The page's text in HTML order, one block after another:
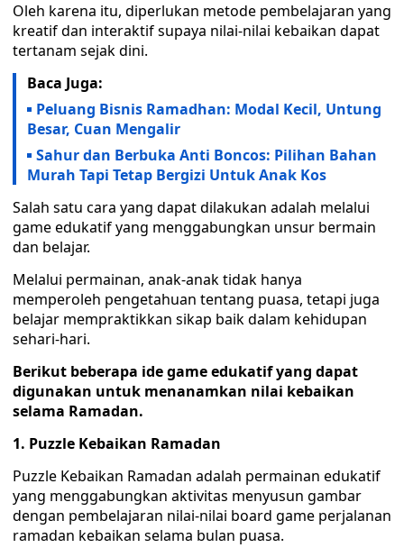
Oleh karena itu, diperlukan metode pembelajaran yang
kreatif dan interaktif supaya nilai-nilai kebaikan dapat
tertanam sejak dini.
Baca Juga:
Peluang Bisnis Ramadhan: Modal Kecil, Untung
Besar, Cuan Mengalir
Sahur dan Berbuka Anti Boncos: Pilihan Bahan
Murah Tapi Tetap Bergizi Untuk Anak Kos
‎Salah satu cara yang dapat dilakukan adalah melalui
game edukatif yang menggabungkan unsur bermain
dan belajar.
Melalui permainan, anak-anak tidak hanya
memperoleh pengetahuan tentang puasa, tetapi juga
belajar mempraktikkan sikap baik dalam kehidupan
sehari-hari.
Berikut beberapa ide game edukatif yang dapat
digunakan untuk menanamkan nilai kebaikan
selama Ramadan.
‎1. Puzzle Kebaikan Ramadan
Puzzle Kebaikan Ramadan adalah permainan edukatif
yang menggabungkan aktivitas menyusun gambar
dengan pembelajaran nilai-nilai board game perjalanan
ramadan kebaikan selama bulan puasa.